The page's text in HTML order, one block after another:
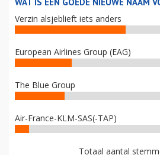
Verzin alsjeblieft iets anders
European Airlines Group (EAG)
The Blue Group
Air-France-KLM-SAS(-TAP)
Totaal aantal